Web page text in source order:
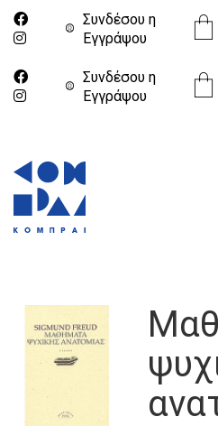
Συνδέσου η
Eγγράψου
Συνδέσου η
Eγγράψου